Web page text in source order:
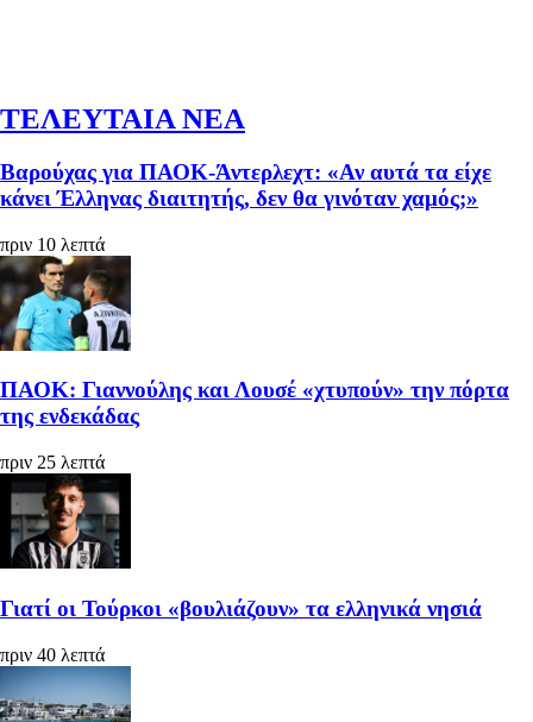
ΤΕΛΕΥΤΑΙΑ ΝΕΑ
Βαρούχας για ΠΑΟΚ-Άντερλεχτ: «Αν αυτά τα είχε
κάνει Έλληνας διαιτητής, δεν θα γινόταν χαμός;»
πριν 10 λεπτά
ΠΑΟΚ: Γιαννούλης και Λουσέ «χτυπούν» την πόρτα
της ενδεκάδας
πριν 25 λεπτά
Γιατί οι Τούρκοι «βουλιάζουν» τα ελληνικά νησιά
πριν 40 λεπτά